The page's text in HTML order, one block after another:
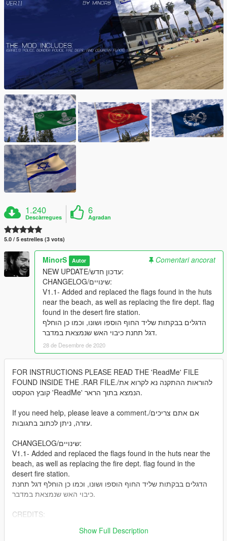
1.240
Descàrregues
6
Agradan
5.0 / 5 estrelles (3 vots)
MinorS Autor
Comentari ancorat
NEW UPDATE/עדכון חדש:
CHANGELOG/שינויים:
V1.1- Added and replaced the flags found in the huts
near the beach, as well as replacing the fire dept. flag
found in the desert fire station.
הדגלים בבקתות שליד החוף הוספו ושונו, וכמו כן הוחלף
דגל תחנת כיבוי האש שנמצאת במדבר.
28 de Desembre de 2020
FOR INSTRUCTIONS PLEASE READ THE 'ReadMe' FILE
FOUND INSIDE THE .RAR FILE./להוראות ההתקנה נא לקרוא את
קובץ הטקסט 'ReadMe' הנמצא בתוך הראר.
If you need help, please leave a comment./אם אתם צריכים
עזרה, ניתן לכתוב בתגובות.
CHANGELOG/שינויים:
V1.1- Added and replaced the flags found in the huts near the
beach, as well as replacing the fire dept. flag found in the
desert fire station.
הדגלים בבקתות שליד החוף הוספו ושונו, וכמו כן הוחלף דגל תחנת
כיבוי האש שנמצאת במדבר.
CREDITS:
Rockstar Games- for the original files.
Show Full Description